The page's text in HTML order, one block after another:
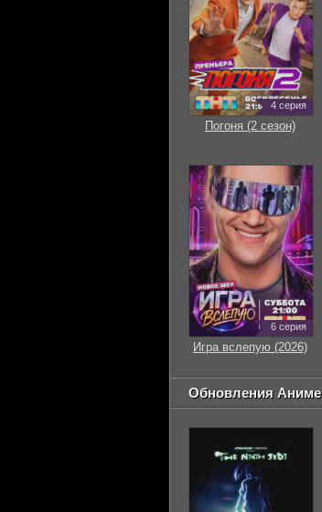
4 серия
Погоня (2 сезон)
6 серия
Игра вслепую (2026)
Обновления Аниме